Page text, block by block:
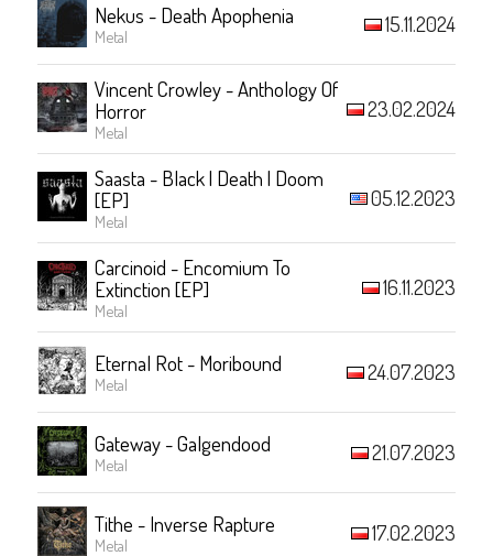
Nekus - Death Apophenia
Metal 15.11.2024
Vincent Crowley - Anthology Of
Horror
Metal
23.02.2024
Saasta - Black | Death | Doom
[EP]
Metal
05.12.2023
Carcinoid - Encomium To
Extinction [EP]
Metal
16.11.2023
Eternal Rot - Moribound
Metal 24.07.2023
Gateway - Galgendood
Metal 21.07.2023
Tithe - Inverse Rapture
Metal 17.02.2023